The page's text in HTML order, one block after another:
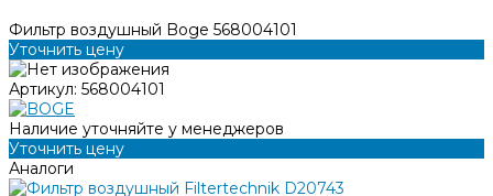
Фильтр воздушный Boge 568004101
Уточнить цену
Артикул: 568004101
Наличие уточняйте у менеджеров
Уточнить цену
Аналоги